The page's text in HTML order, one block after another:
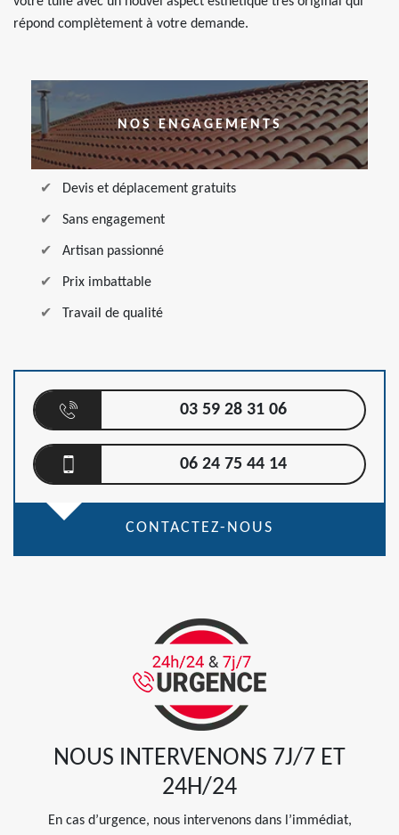
répond complètement à votre demande.
NOS ENGAGEMENTS
Devis et déplacement gratuits
Sans engagement
Artisan passionné
Prix imbattable
Travail de qualité
03 59 28 31 06
06 24 75 44 14
CONTACTEZ-NOUS
NOUS INTERVENONS 7J/7 ET
24H/24
En cas d’urgence, nous intervenons dans l’immédiat,